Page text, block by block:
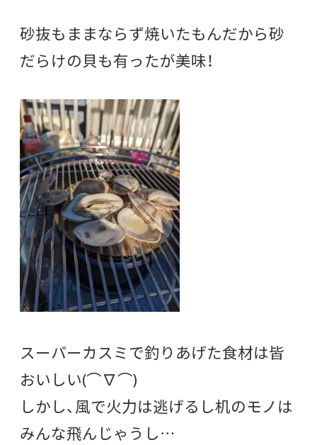
砂抜もままならず焼いたもんだから砂
だらけの貝も有ったが美味！
スーパーカスミで釣りあげた食材は皆
おいしい(⌒∇⌒)
しかし、風で火力は逃げるし机のモノは
みんな飛んじゃうし…